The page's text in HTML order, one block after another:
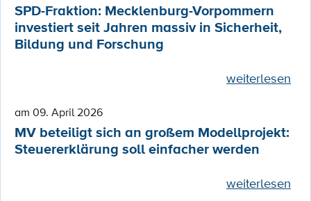
SPD-Fraktion: Mecklenburg-Vorpommern
investiert seit Jahren massiv in Sicherheit,
Bildung und Forschung
weiterlesen
am 09. April 2026
MV beteiligt sich an großem Modellprojekt:
Steuererklärung soll einfacher werden
weiterlesen